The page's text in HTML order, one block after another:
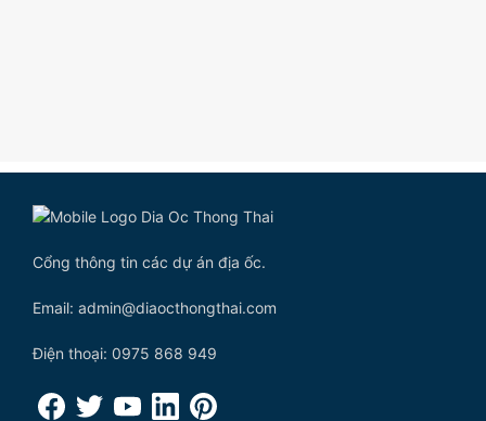
Cổng thông tin các dự án địa ốc.
Email: admin@diaocthongthai.com
Điện thoại: 0975 868 949